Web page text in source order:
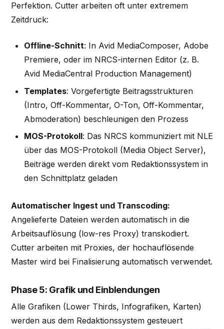
Perfektion. Cutter arbeiten oft unter extremem
Zeitdruck:
Offline-Schnitt: In Avid MediaComposer, Adobe
Premiere, oder im NRCS-internen Editor (z. B.
Avid MediaCentral Production Management)
Templates: Vorgefertigte Beitragsstrukturen
(Intro, Off-Kommentar, O-Ton, Off-Kommentar,
Abmoderation) beschleunigen den Prozess
MOS-Protokoll: Das NRCS kommuniziert mit NLE
über das MOS-Protokoll (Media Object Server),
Beiträge werden direkt vom Redaktionssystem in
den Schnittplatz geladen
Automatischer Ingest und Transcoding:
Angelieferte Dateien werden automatisch in die
Arbeitsauflösung (low-res Proxy) transkodiert.
Cutter arbeiten mit Proxies, der hochauflösende
Master wird bei Finalisierung automatisch verwendet.
Phase 5: Grafik und Einblendungen
Alle Grafiken (Lower Thirds, Infografiken, Karten)
werden aus dem Redaktionssystem gesteuert